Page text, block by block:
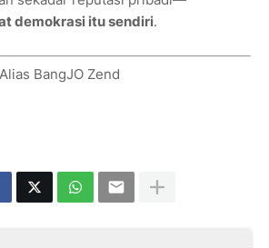
demokrasi itu sendiri.
BangJO Zend